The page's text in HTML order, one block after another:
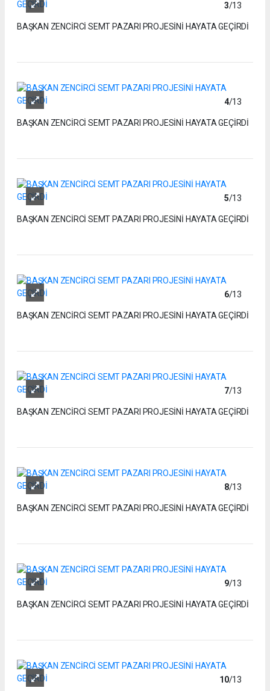
3/13
BAŞKAN ZENCİRCİ SEMT PAZARI PROJESİNİ HAYATA GEÇİRDİ
4/13
BAŞKAN ZENCİRCİ SEMT PAZARI PROJESİNİ HAYATA GEÇİRDİ
5/13
BAŞKAN ZENCİRCİ SEMT PAZARI PROJESİNİ HAYATA GEÇİRDİ
6/13
BAŞKAN ZENCİRCİ SEMT PAZARI PROJESİNİ HAYATA GEÇİRDİ
7/13
BAŞKAN ZENCİRCİ SEMT PAZARI PROJESİNİ HAYATA GEÇİRDİ
8/13
BAŞKAN ZENCİRCİ SEMT PAZARI PROJESİNİ HAYATA GEÇİRDİ
9/13
BAŞKAN ZENCİRCİ SEMT PAZARI PROJESİNİ HAYATA GEÇİRDİ
10/13